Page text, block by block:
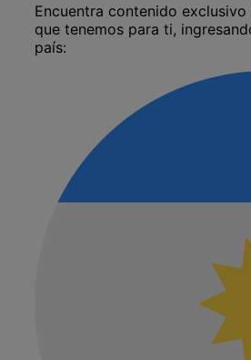
Encuentra contenido
que tenemos para ti,
país: